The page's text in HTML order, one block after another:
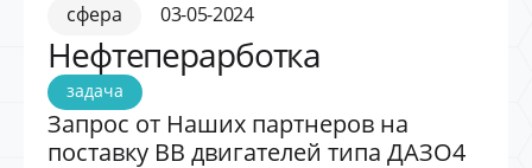
сфера 03-05-2024
Нефтеперарботка
задача
Запрос от Наших партнеров на
поставку ВВ двигателей типа ДАЗО4